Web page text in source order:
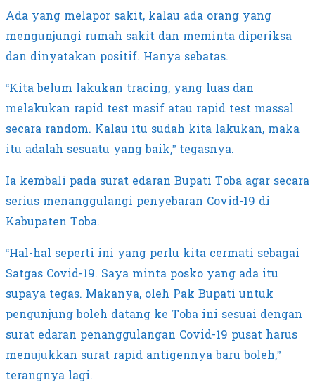
Ada yang melapor sakit, kalau ada orang yang
mengunjungi rumah sakit dan meminta diperiksa
dan dinyatakan positif. Hanya sebatas.
“Kita belum lakukan tracing, yang luas dan
melakukan rapid test masif atau rapid test massal
secara random. Kalau itu sudah kita lakukan, maka
itu adalah sesuatu yang baik,” tegasnya.
Ia kembali pada surat edaran Bupati Toba agar secara
serius menanggulangi penyebaran Covid-19 di
Kabupaten Toba.
“Hal-hal seperti ini yang perlu kita cermati sebagai
Satgas Covid-19. Saya minta posko yang ada itu
supaya tegas. Makanya, oleh Pak Bupati untuk
pengunjung boleh datang ke Toba ini sesuai dengan
surat edaran penanggulangan Covid-19 pusat harus
menujukkan surat rapid antigennya baru boleh,”
terangnya lagi.